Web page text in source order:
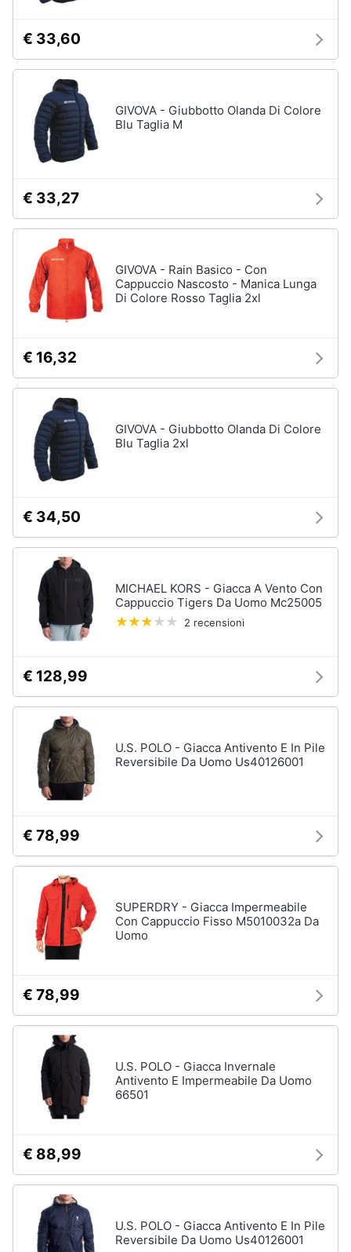
€ 33,60
GIVOVA - Giubbotto Olanda Di Colore
Blu Taglia M
€ 33,27
GIVOVA - Rain Basico - Con
Cappuccio Nascosto - Manica Lunga
Di Colore Rosso Taglia 2xl
€ 16,32
GIVOVA - Giubbotto Olanda Di Colore
Blu Taglia 2xl
€ 34,50
MICHAEL KORS - Giacca A Vento Con
Cappuccio Tigers Da Uomo Mc25005
2 recensioni
€ 128,99
U.S. POLO - Giacca Antivento E In Pile
Reversibile Da Uomo Us40126001
€ 78,99
SUPERDRY - Giacca Impermeabile
Con Cappuccio Fisso M5010032a Da
Uomo
€ 78,99
U.S. POLO - Giacca Invernale
Antivento E Impermeabile Da Uomo
66501
€ 88,99
U.S. POLO - Giacca Antivento E In Pile
Reversibile Da Uomo Us40126001